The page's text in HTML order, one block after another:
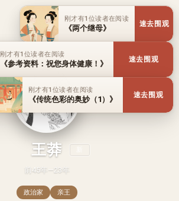
王莽
前45年—23年
政治家 亲王
刚才有1位读者在阅读
《两个继母》 速去围观
刚才有1位读者在阅读
《参考资料：祝您身体健康！》 速去围观
刚才有1位读者在阅读
《传统色彩的奥妙（1）》 速去围观